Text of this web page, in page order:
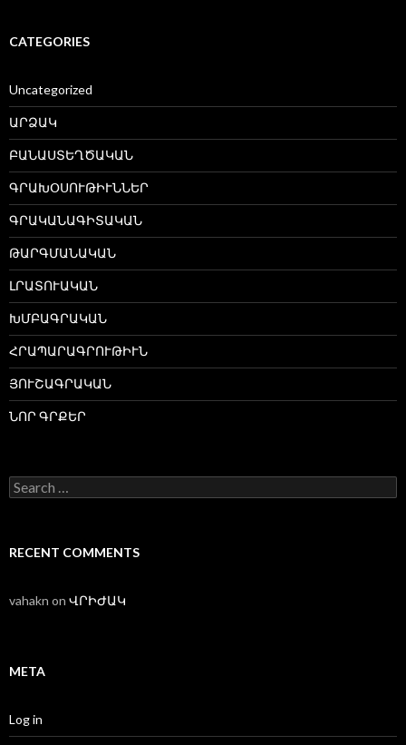
CATEGORIES
Uncategorized
ԱՐՁԱԿ
ԲԱՆԱՍՏԵՂԾԱԿԱՆ
ԳՐԱԽՕՍՈՒԹԻՒՆՆԵՐ
ԳՐԱԿԱՆԱԳԻՏԱԿԱՆ
ԹԱՐԳՄԱՆԱԿԱՆ
ԼՐԱՏՈՒԱԿԱՆ
ԽՄԲԱԳՐԱԿԱՆ
ՀՐԱՊԱՐԱԳՐՈՒԹԻՒՆ
ՅՈՒՇԱԳՐԱԿԱՆ
ՆՈՐ ԳՐՔԵՐ
Search
for:
RECENT COMMENTS
vahakn on ՎՐԻԺԱԿ
META
Log in